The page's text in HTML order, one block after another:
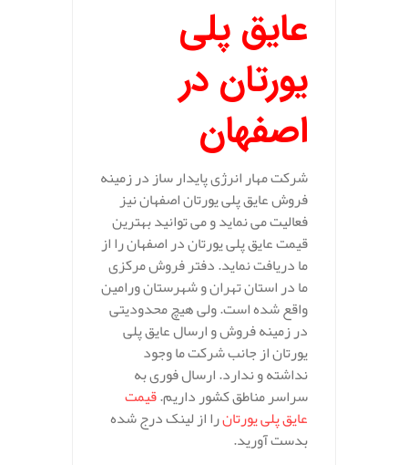
عایق پلی
یورتان در
اصفهان
شرکت مهار انرژی پایدار ساز در زمینه
فروش عایق پلی یورتان اصفهان نیز
فعالیت می نماید و می توانید بهترین
قیمت عایق پلی یورتان در اصفهان را از
ما دریافت نماید. دفتر فروش مرکزی
ما در استان تهران و شهرستان ورامین
واقع شده است. ولی هیچ محدودیتی
در زمینه فروش و ارسال عایق پلی
یورتان از جانب شرکت ما وجود
نداشته و ندارد. ارسال فوری به
سراسر مناطق کشور داریم.قیمت
عایق پلی یورتانرا از لینک درج شده
بدست آورید.